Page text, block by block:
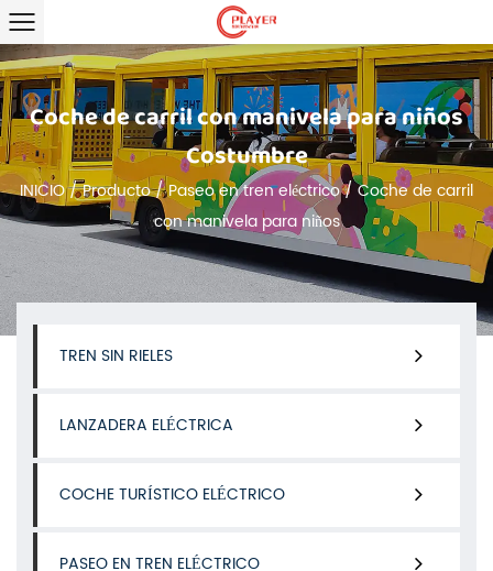
Coche de carril con manivela para niños
Costumbre
INICIO/Producto/Paseo en tren eléctrico/Coche de carril
con manivela para niños
TREN SIN RIELES
LANZADERA ELÉCTRICA
COCHE TURÍSTICO ELÉCTRICO
PASEO EN TREN ELÉCTRICO